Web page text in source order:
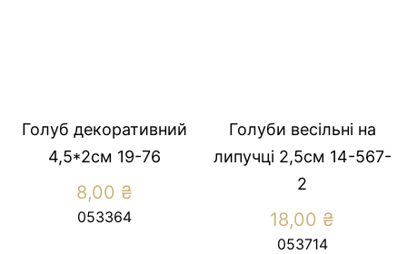
Голуб декоративний
4,5*2см 19-76
8,00 ₴
053364
Голуби весільні на
липучці 2,5см 14-567-
2
18,00 ₴
053714